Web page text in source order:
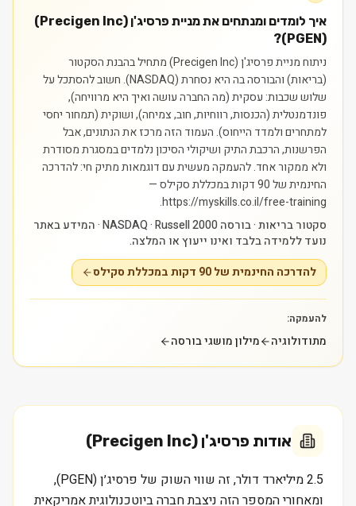
איך לומדים ומנתחים את מניית פרסיג'ן (Precigen Inc)
(PGEN)?
ניתוח מניית פרסיג'ן (Precigen Inc) מתחיל בהבנת הסקטור
(בריאות) והבורסה בה היא נסחרת (NASDAQ). חשוב להסתכל על
שלוש שכבות: עסקית (מה החברה עושה ואיך היא מרוויחה),
פונדמנטלית (הכנסות, רווחיות, חוב, צמיחה), ושוקית (תמחור יחסי
למתחרים ולמדד הייחוס). העמוד הזה מרכז את הנתונים, אבל
הפרשנות, הרכבת התיק ושיקולי הסיכון נלמדים במסגרת מסודרת
ולא ממקור אחד.להעמקה מעשית עם דוגמאות מתיק חי: להדרכה
החינמית של 90 דקות במכללת סקילס —
https://myskills.co.il/free-training.
סקטור בריאות · בורסה NASDAQ · Russell 2000 · המידע באתר
נועד ללמידה בלבד ואינו ייעוץ או המלצה.
להדרכה החינמית של 90 דקות במכללת סקילס
להעמקה:
מתודולוגיה מילון מושגי בורסה
אודות פרסיג'ן (Precigen Inc)
2.5 מיליארד דולר, זה שווי השוק של פרסיג׳ן (PGEN),
ומאחורי המספר הזה ניצבת חברה ביוטכנולוגית אמריקאית